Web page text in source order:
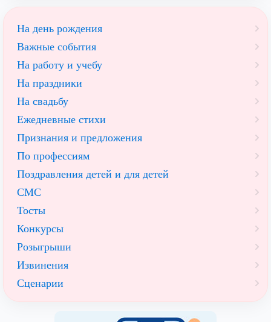
На день рождения
Важные события
На работу и учебу
На праздники
На свадьбу
Ежедневные стихи
Признания и предложения
По профессиям
Поздравления детей и для детей
СМС
Тосты
Конкурсы
Розыгрыши
Извинения
Сценарии